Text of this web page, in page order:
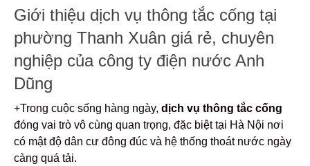
Giới thiệu dịch vụ thông tắc cống tại
phường Thanh Xuân giá rẻ, chuyên
nghiệp của công ty điện nước Anh
Dũng
+Trong cuộc sống hàng ngày, dịch vụ thông tắc cống
đóng vai trò vô cùng quan trọng, đặc biệt tại Hà Nội nơi
có mật độ dân cư đông đúc và hệ thống thoát nước ngày
càng quá tải.